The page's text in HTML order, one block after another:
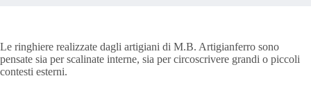
Le ringhiere realizzate dagli artigiani di M.B. Artigianferro sono
pensate sia per scalinate interne, sia per circoscrivere grandi o piccoli
contesti esterni.